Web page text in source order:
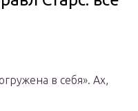
в себя». Ах,